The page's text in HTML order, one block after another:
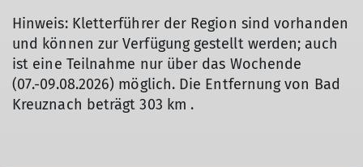
Hinweis: Kletterführer der Region sind vorhanden
und können zur Verfügung gestellt werden; auch
ist eine Teilnahme nur über das Wochende
(07.-09.08.2026) möglich. Die Entfernung von Bad
Kreuznach beträgt 303 km .